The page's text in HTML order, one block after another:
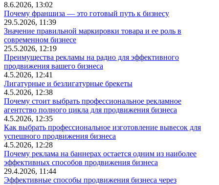
8.6.2026, 13:02
Почему франшиза — это готовый путь к бизнесу
29.5.2026, 11:39
Значение правильной маркировки товара и ее роль в
современном бизнесе
25.5.2026, 12:19
Преимущества рекламы на радио для эффективного
продвижения вашего бизнеса
4.5.2026, 12:41
Лигатурные и безлигатурные брекеты
4.5.2026, 12:38
Почему стоит выбрать профессиональное рекламное
агентство полного цикла для продвижения бизнеса
4.5.2026, 12:35
Как выбрать профессиональное изготовление вывесок для
успешного продвижения бизнеса
4.5.2026, 12:28
Почему реклама на баннерах остается одним из наиболее
эффективных способов продвижения бизнеса
29.4.2026, 11:44
Эффективные способы продвижения бизнеса через